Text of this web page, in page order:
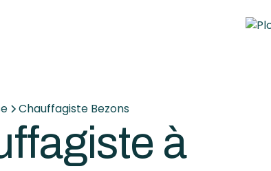
Chauffagiste Bezons
à